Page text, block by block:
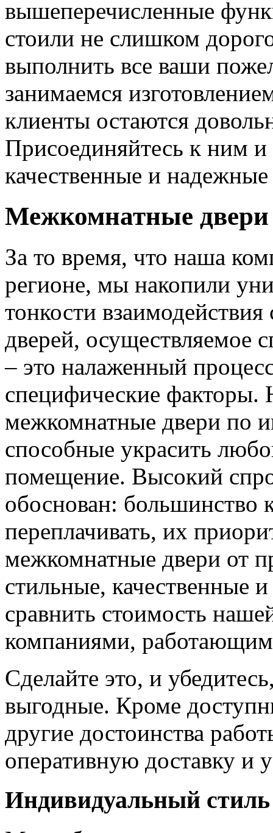
вышеперечисленные
стоили не слишком
выполнить все ваши
занимаемся
клиенты остаются
Присоединяйтесь к ним
качественные и
Межкомнатные двери
За то время, что наша
регионе, мы накопили
тонкости
дверей, осуществляемое
– это налаженный
специфические
межкомнатные двери по
способные украсить
помещение. Высокий
обоснован: большинство
переплачивать, их
межкомнатные двери от
стильные, качественные
сравнить стоимость
компаниями,
Сделайте это, и
выгодные. Кроме
другие достоинства
оперативную доставку и
Индивидуальный стиль